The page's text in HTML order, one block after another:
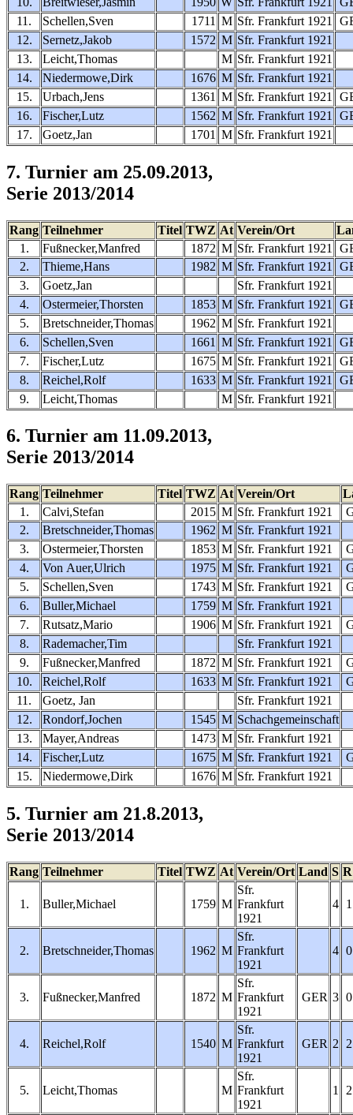
11.
Schellen,Sven 1711 M Sfr. Frankfurt 1921
12.
Sernetz,Jakob 1572 M Sfr. Frankfurt 1921
13.
Leicht,Thomas M Sfr. Frankfurt 1921
14.
Niedermowe,Dirk 1676 M Sfr. Frankfurt 1921
15.
Urbach,Jens 1361 M Sfr. Frankfurt 1921
16.
Fischer,Lutz 1562 M Sfr. Frankfurt 1921
17.
Goetz,Jan 1701 M Sfr. Frankfurt 1921
7. Turnier am 25.09.2013,
Serie 2013/2014
Rang Teilnehmer Titel TWZ At Verein/Ort
1.
Fußnecker,Manfred 1872 M Sfr. Frankfurt 1921
2.
Thieme,Hans 1982 M Sfr. Frankfurt 1921
3.
Goetz,Jan
Sfr. Frankfurt 1921
4.
Ostermeier,Thorsten 1853 M Sfr. Frankfurt 1921
5.
Bretschneider,Thomas 1962 M Sfr. Frankfurt 1921
6.
Schellen,Sven 1661 M Sfr. Frankfurt 1921
7.
Fischer,Lutz 1675 M Sfr. Frankfurt 1921
8.
Reichel,Rolf 1633 M Sfr. Frankfurt 1921
9.
Leicht,Thomas M Sfr. Frankfurt 1921
6. Turnier am 11.09.2013,
Serie 2013/2014
Rang Teilnehmer Titel TWZ At Verein/Ort
1.
Calvi,Stefan 2015 M Sfr. Frankfurt 1921
2.
Bretschneider,Thomas 1962 M Sfr. Frankfurt 1921
3.
Ostermeier,Thorsten 1853 M Sfr. Frankfurt 1921
4.
Von Auer,Ulrich 1975 M Sfr. Frankfurt 1921
5.
Schellen,Sven 1743 M Sfr. Frankfurt 1921
6.
Buller,Michael 1759 M Sfr. Frankfurt 1921
7.
Rutsatz,Mario 1906 M Sfr. Frankfurt 1921
8.
Rademacher,Tim
Sfr. Frankfurt 1921
9.
Fußnecker,Manfred 1872 M Sfr. Frankfurt 1921
10.
Reichel,Rolf 1633 M Sfr. Frankfurt 1921
11.
Goetz, Jan
Sfr. Frankfurt 1921
12.
Rondorf,Jochen 1545 M Schachgemeinschaft
13.
Mayer,Andreas 1473 M Sfr. Frankfurt 1921
14.
Fischer,Lutz 1675 M Sfr. Frankfurt 1921
15.
Niedermowe,Dirk 1676 M Sfr. Frankfurt 1921
5. Turnier am 21.8.2013,
Serie 2013/2014
Rang Teilnehmer Titel TWZ At Verein/Ort Land S R
1. Buller,Michael 1759 M
Sfr.
Frankfurt
1921
4 1
2. Bretschneider,Thomas 1962 M
Sfr.
Frankfurt
1921
4 0
3. Fußnecker,Manfred 1872 M
Sfr.
Frankfurt
1921
GER 3 0
4. Reichel,Rolf 1540 M
Sfr.
Frankfurt
1921
GER 2 2
5. Leicht,Thomas M
Sfr.
Frankfurt
1921
1 2